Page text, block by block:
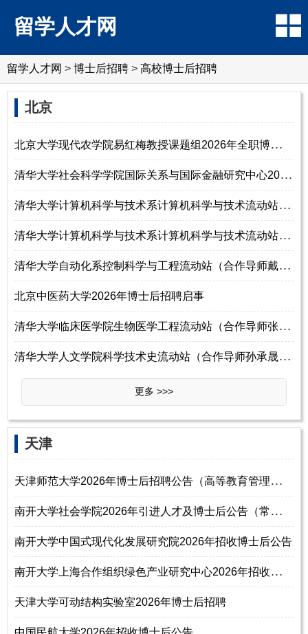
留学人才网
留学人才网 > 博士后招聘 > 高校博士后招聘
北京
北
京大学现代农学院易红梅教授课题组2026年全职博士后招聘
清
华大学社会科学学院国际关系与国际金融研究中心2026年博士后招聘
清
华大学计算机科学与技术系计算机科学与技术流动站（合作导师陆游游）20
清
华大学计算机科学与技术系计算机科学与技术流动站（合作导师翟季冬）20
清
华大学自动化系控制科学与工程流动站（合作导师戴琼海）2026年博士后招聘
北京中医药大学2026年博士后招聘启事
清
华大学临床医学院生物医学工程流动站（合作导师张蕾）2026年博士后招聘
清
华大学人文学院科学技术史流动站（合作导师孙承晟）2026年博士后招聘
更多 >>>
天津
天
津师范大学2026年博士后招聘公告（高等教育管理、高等教育评价方向）
南
开大学社会学院2026年引进人才及博士后公告（常年有效）
南开大学中国式现代化发展研究院2026年招收博士后公告
南
开大学上海合作组织绿色产业研究中心2026年招收博士后公告
天津大学可动结构实验室2026年博士后招聘